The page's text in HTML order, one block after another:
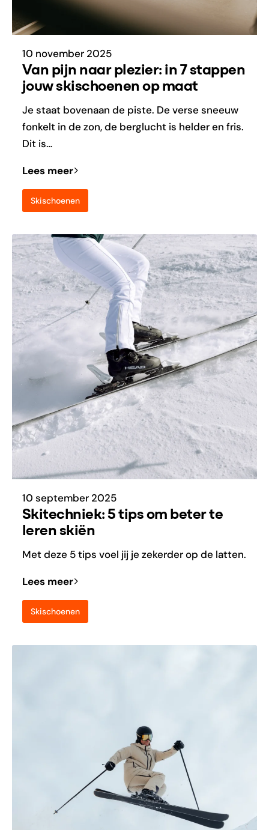
10 november 2025
Van pijn naar plezier: in 7 stappen
jouw skischoenen op maat
Je staat bovenaan de piste. De verse sneeuw
fonkelt in de zon, de berglucht is helder en fris.
Dit is…
Lees meer
Skischoenen
10 september 2025
Skitechniek: 5 tips om beter te
leren skiën
Met deze 5 tips voel jij je zekerder op de latten.
Lees meer
Skischoenen